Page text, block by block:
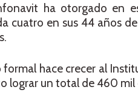
ha otorgado en
cuatro en sus 44 años
formal hace crecer al
lograr un total de 460